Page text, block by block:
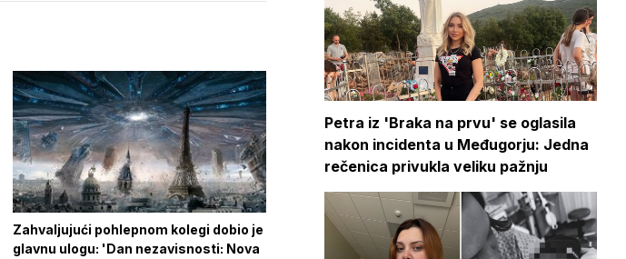
Zahvaljujući pohlepnom kolegi dobio je
glavnu ulogu: 'Dan nezavisnosti: Nova
Petra iz 'Braka na prvu' se oglasila
nakon incidenta u Međugorju: Jedna
rečenica privukla veliku pažnju